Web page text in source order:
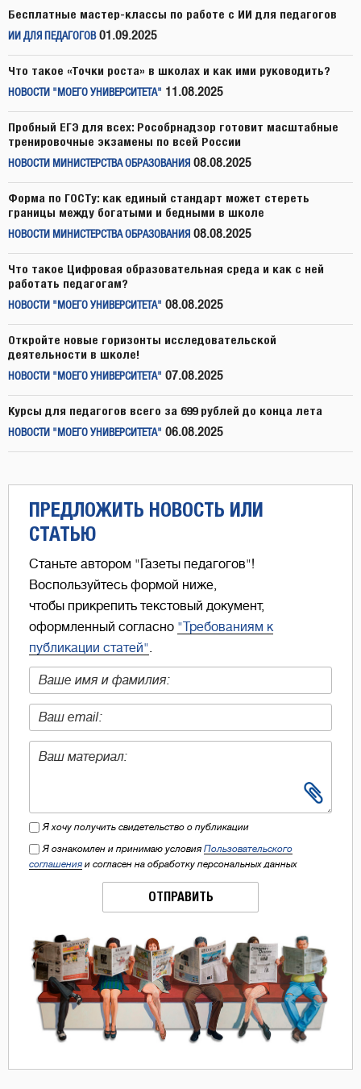
Бесплатные мастер-классы по работе с ИИ для педагогов
ИИ ДЛЯ ПЕДАГОГОВ 01.09.2025
Что такое «Точки роста» в школах и как ими руководить?
НОВОСТИ "МОЕГО УНИВЕРСИТЕТА" 11.08.2025
Пробный ЕГЭ для всех: Рособрнадзор готовит масштабные
тренировочные экзамены по всей России
НОВОСТИ МИНИСТЕРСТВА ОБРАЗОВАНИЯ 08.08.2025
Форма по ГОСТу: как единый стандарт может стереть
границы между богатыми и бедными в школе
НОВОСТИ МИНИСТЕРСТВА ОБРАЗОВАНИЯ 08.08.2025
Что такое Цифровая образовательная среда и как с ней
работать педагогам?
НОВОСТИ "МОЕГО УНИВЕРСИТЕТА" 08.08.2025
Откройте новые горизонты исследовательской
деятельности в школе!
НОВОСТИ "МОЕГО УНИВЕРСИТЕТА" 07.08.2025
Курсы для педагогов всего за 699 рублей до конца лета
НОВОСТИ "МОЕГО УНИВЕРСИТЕТА" 06.08.2025
ПРЕДЛОЖИТЬ НОВОСТЬ ИЛИ
СТАТЬЮ
Станьте автором "Газеты педагогов"!
Воспользуйтесь формой ниже,
чтобы прикрепить текстовый документ,
оформленный согласно "Требованиям к
публикации статей"
Я хочу получить свидетельство о публикации
Я ознакомлен и принимаю условия Пользовательского
соглашения и согласен на обработку персональных данных
ОТПРАВИТЬ